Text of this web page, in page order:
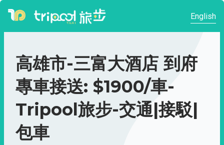
English
高雄市-三富大酒店 到府
專車接送: $1900/車-
Tripool旅步-交通|接駁|
包車